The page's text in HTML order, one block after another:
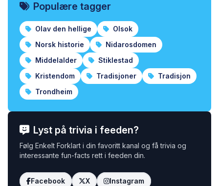
Populære tagger
Olav den hellige
Olsok
Norsk historie
Nidarosdomen
Middelalder
Stiklestad
Kristendom
Tradisjoner
Tradisjon
Trondheim
Lyst på trivia i feeden?
Følg Enkelt Forklart i din favoritt kanal og få trivia og
interessante fun-facts rett i feeden din.
Facebook X Instagram